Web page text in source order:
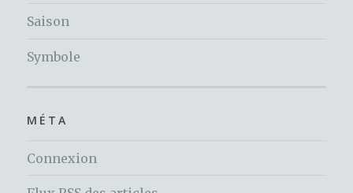
Saison
Symbole
MÉTA
Connexion